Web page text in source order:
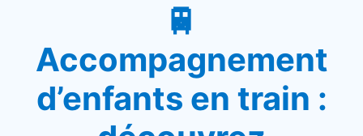
🚆
Accompagnement
d’enfants en train :